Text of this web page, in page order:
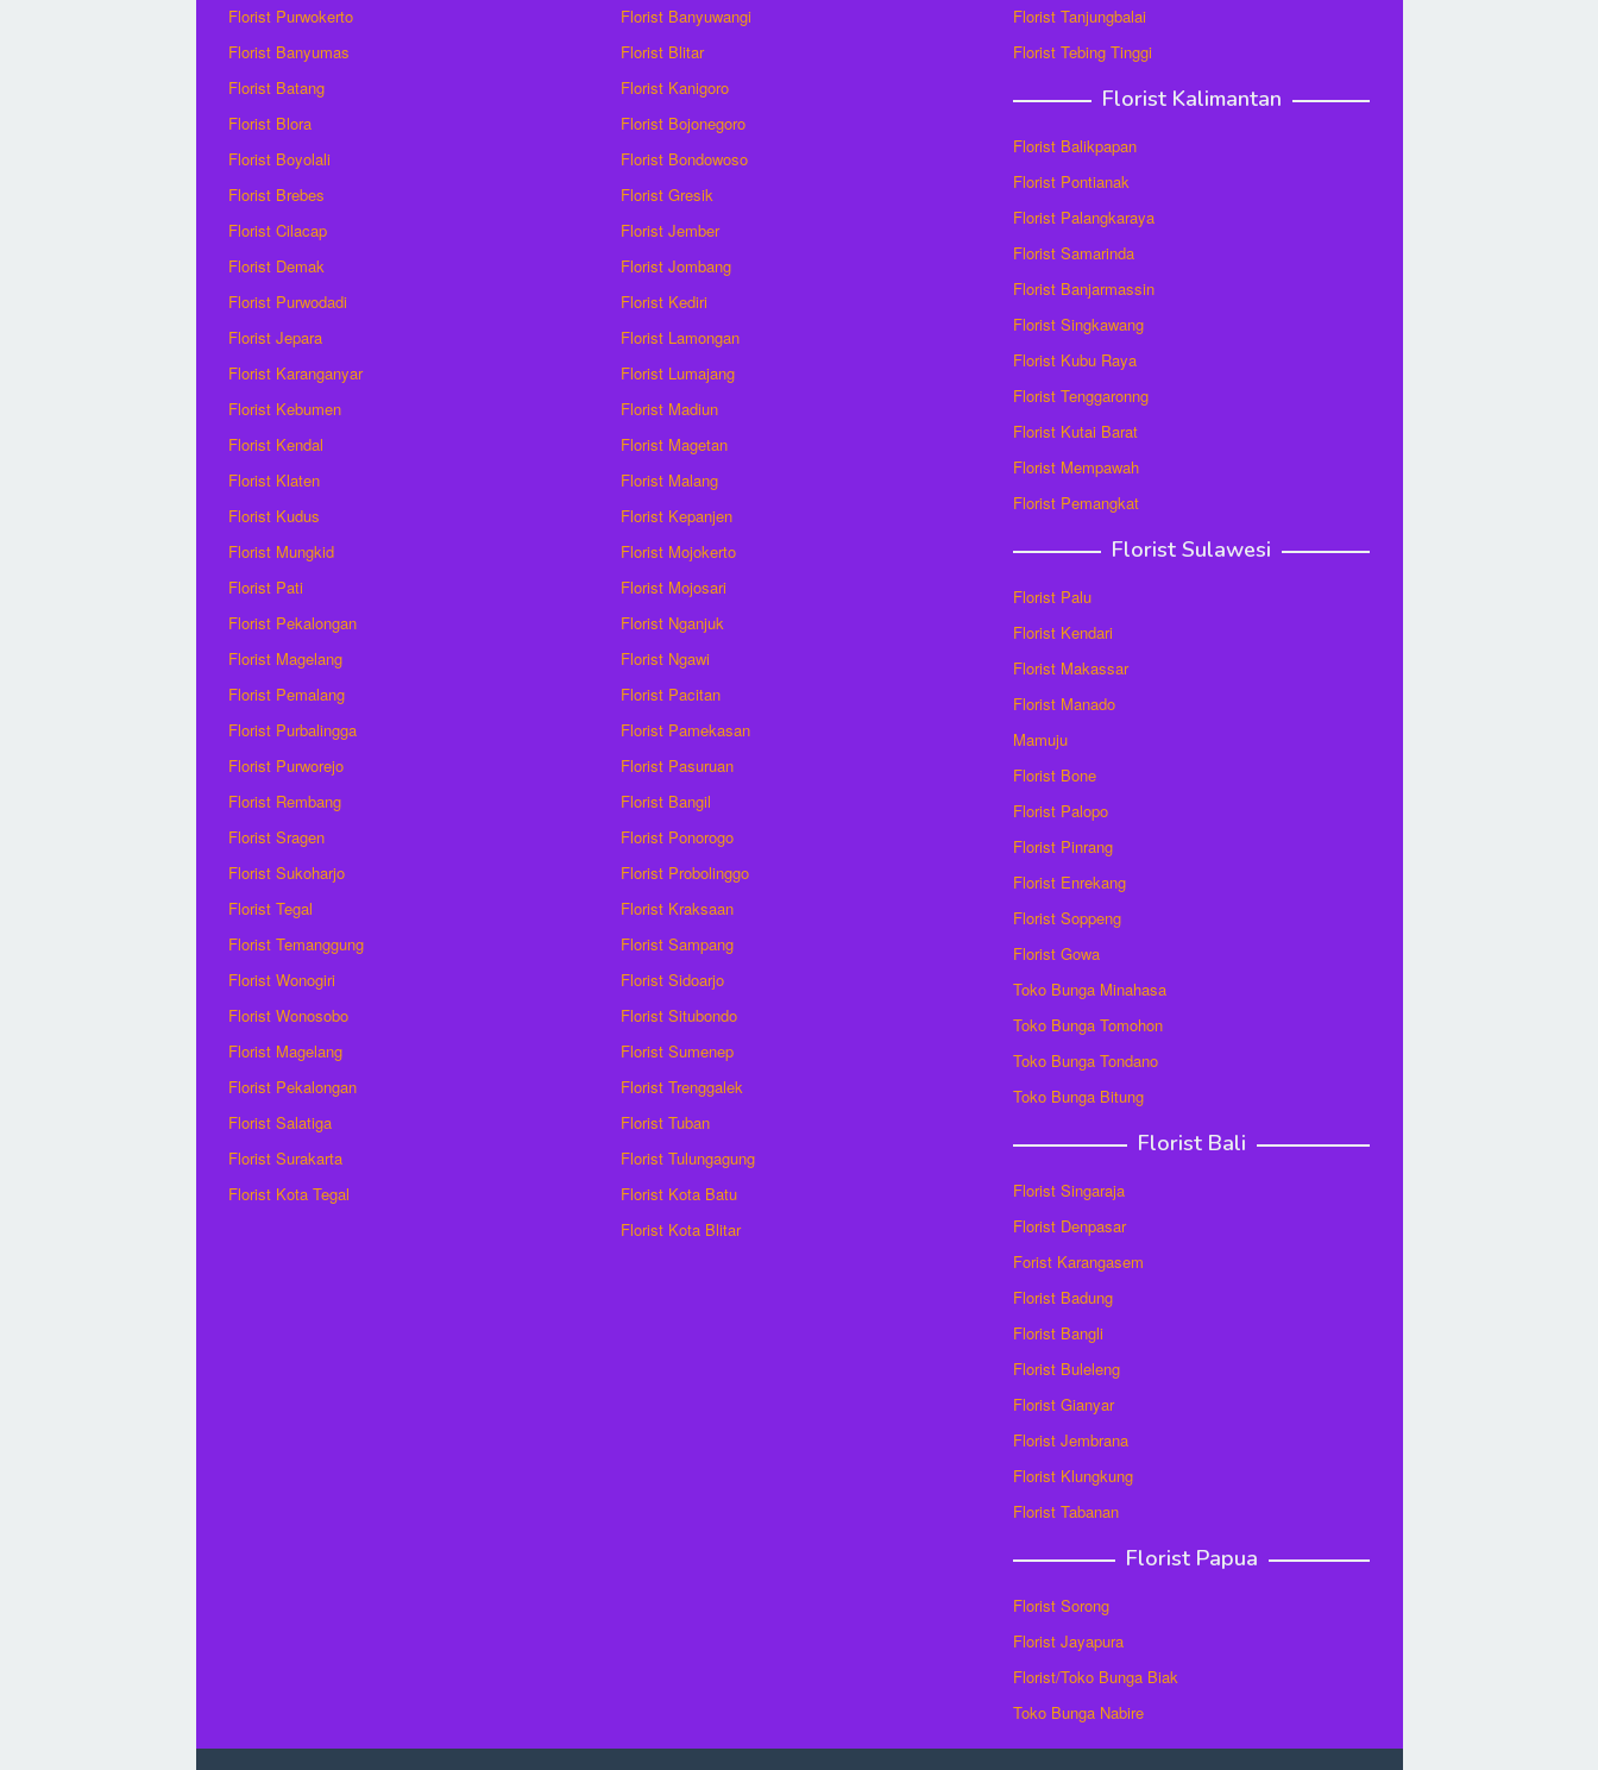
Florist Purwokerto
Florist Banyumas
Florist Batang
Florist Blora
Florist Boyolali
Florist Brebes
Florist Cilacap
Florist Demak
Florist Purwodadi
Florist Jepara
Florist Karanganyar
Florist Kebumen
Florist Kendal
Florist Klaten
Florist Kudus
Florist Mungkid
Florist Pati
Florist Pekalongan
Florist Magelang
Florist Pemalang
Florist Purbalingga
Florist Purworejo
Florist Rembang
Florist Sragen
Florist Sukoharjo
Florist Tegal
Florist Temanggung
Florist Wonogiri
Florist Wonosobo
Florist Magelang
Florist Pekalongan
Florist Salatiga
Florist Surakarta
Florist Kota Tegal
Florist Banyuwangi
Florist Blitar
Florist Kanigoro
Florist Bojonegoro
Florist Bondowoso
Florist Gresik
Florist Jember
Florist Jombang
Florist Kediri
Florist Lamongan
Florist Lumajang
Florist Madiun
Florist Magetan
Florist Malang
Florist Kepanjen
Florist Mojokerto
Florist Mojosari
Florist Nganjuk
Florist Ngawi
Florist Pacitan
Florist Pamekasan
Florist Pasuruan
Florist Bangil
Florist Ponorogo
Florist Probolinggo
Florist Kraksaan
Florist Sampang
Florist Sidoarjo
Florist Situbondo
Florist Sumenep
Florist Trenggalek
Florist Tuban
Florist Tulungagung
Florist Kota Batu
Florist Kota Blitar
Florist Tanjungbalai
Florist Tebing Tinggi
Florist Kalimantan
Florist Balikpapan
Florist Pontianak
Florist Palangkaraya
Florist Samarinda
Florist Banjarmassin
Florist Singkawang
Florist Kubu Raya
Florist Tenggaronng
Florist Kutai Barat
Florist Mempawah
Florist Pemangkat
Florist Sulawesi
Florist Palu
Florist Kendari
Florist Makassar
Florist Manado
Mamuju
Florist Bone
Florist Palopo
Florist Pinrang
Florist Enrekang
Florist Soppeng
Florist Gowa
Toko Bunga Minahasa
Toko Bunga Tomohon
Toko Bunga Tondano
Toko Bunga Bitung
Florist Bali
Florist Singaraja
Florist Denpasar
Forist Karangasem
Florist Badung
Florist Bangli
Florist Buleleng
Florist Gianyar
Florist Jembrana
Florist Klungkung
Florist Tabanan
Florist Papua
Florist Sorong
Florist Jayapura
Florist/Toko Bunga Biak
Toko Bunga Nabire